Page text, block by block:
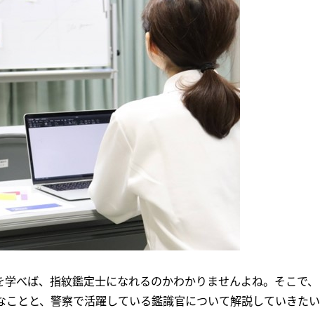
べば、指紋鑑定士になれるのかわかりませんよね。そこで、
とと、警察で活躍している鑑識官について解説していきたい